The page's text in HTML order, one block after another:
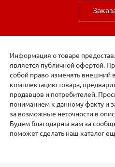
Информация о товаре
является публичной офертой.
собой право изменять внешний
комплектацию товара,
продавцов и потребителей.
пониманием к данному факту и
за возможные неточности в
Будем благодарны вам за
поможет сделать наш каталог